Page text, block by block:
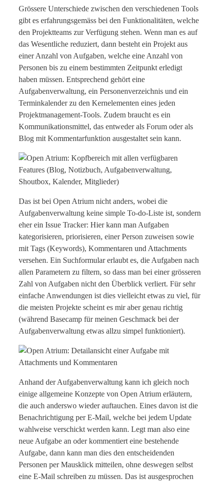
Grössere Unterschiede zwischen den verschiedenen Tools
gibt es erfahrungsgemäss bei den Funktionalitäten, welche
den Projektteams zur Verfügung stehen. Wenn man es auf
das Wesentliche reduziert, dann besteht ein Projekt aus
einer Anzahl von Aufgaben, welche eine Anzahl von
Personen bis zu einem bestimmten Zeitpunkt erledigt
haben müssen. Entsprechend gehört eine
Aufgabenverwaltung, ein Personenverzeichnis und ein
Terminkalender zu den Kernelementen eines jeden
Projektmanagement-Tools. Zudem braucht es ein
Kommunikationsmittel, das entweder als Forum oder als
Blog mit Kommentarfunktion ausgestaltet sein kann.
Das ist bei Open Atrium nicht anders, wobei die
Aufgabenverwaltung keine simple To-do-Liste ist, sondern
eher ein Issue Tracker: Hier kann man Aufgaben
kategorisieren, priorisieren, einer Person zuweisen sowie
mit Tags (Keywords), Kommentaren und Attachments
versehen. Ein Suchformular erlaubt es, die Aufgaben nach
allen Parametern zu filtern, so dass man bei einer grösseren
Zahl von Aufgaben nicht den Überblick verliert. Für sehr
einfache Anwendungen ist dies vielleicht etwas zu viel, für
die meisten Projekte scheint es mir aber genau richtig
(während Basecamp für meinen Geschmack bei der
Aufgabenverwaltung etwas allzu simpel funktioniert).
Anhand der Aufgabenverwaltung kann ich gleich noch
einige allgemeine Konzepte von Open Atrium erläutern,
die auch anderswo wieder auftauchen. Eines davon ist die
Benachrichtigung per E-Mail, welche bei jedem Update
wahlweise verschickt werden kann. Legt man also eine
neue Aufgabe an oder kommentiert eine bestehende
Aufgabe, dann kann man dies den entscheidenden
Personen per Mausklick mitteilen, ohne deswegen selbst
eine E-Mail schreiben zu müssen. Das ist ausgesprochen